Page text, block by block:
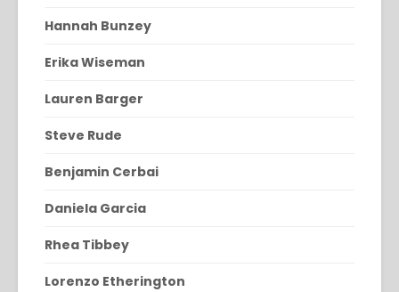
Hannah Bunzey
Erika Wiseman
Lauren Barger
Steve Rude
Benjamin Cerbai
Daniela Garcia
Rhea Tibbey
Lorenzo Etherington